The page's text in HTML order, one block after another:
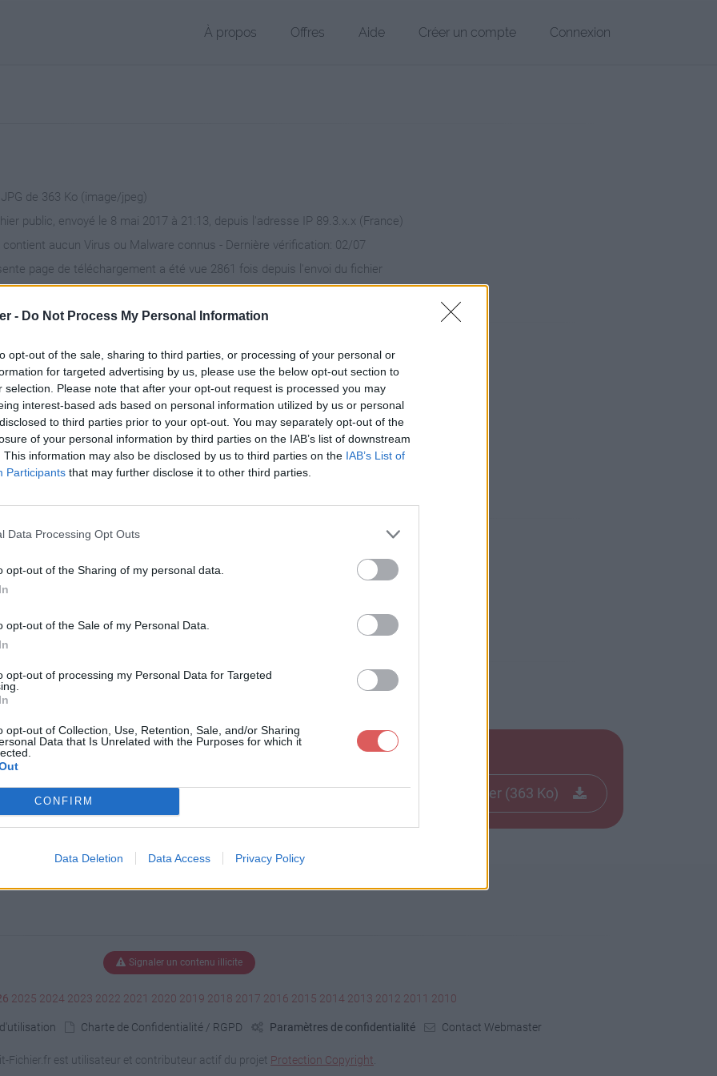
- Do Not Process My Personal Information
opt-out of the sale, sharing to third parties, or processing of your personal or
for targeted advertising by us, please use the below opt-out section to
selection. Please note that after your opt-out request is processed you may
interest-based ads based on personal information utilized by us or personal
to third parties prior to your opt-out. You may separately opt-out of the
of your personal information by third parties on the IAB’s list of downstream
This information may also be disclosed by us to third parties on the IAB’s List of
Participants that may further disclose it to other third parties.
Data Processing Opt Outs
opt-out of the Sharing of my personal data.
opt-out of the Sale of my Personal Data.
opt-out of processing my Personal Data for Targeted
opt-out of Collection, Use, Retention, Sale, and/or Sharing
Data that Is Unrelated with the Purposes for which it
CONFIRM
Data Deletion Data Access Privacy Policy
À propos Offres Aide Créer un compte Connexion
de 363 Ko (image/jpeg)
public, envoyé le 8 mai 2017 à 21:13, depuis l'adresse IP 89.3.x.x (France)
contient aucun Virus ou Malware connus - Dernière vérification: 02/07
page de téléchargement a été vue 2861 fois depuis l'envoi du fichier
sur le Web et les réseaux sociaux:
Télécharger le fichier (363 Ko)
Signaler un contenu illicite
2025 2024 2023 2022 2021 2020 2019 2018 2017 2016 2015 2014 2013 2012 2011 2010
Charte de Confidentialité / RGPD Paramètres de confidentialité Contact Webmaster
Fichier.fr est utilisateur et contributeur actif du projet Protection Copyright.